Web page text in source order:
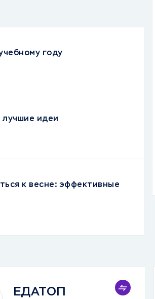
году
лучшие идеи
к весне: эффективные
ЕДАТОП